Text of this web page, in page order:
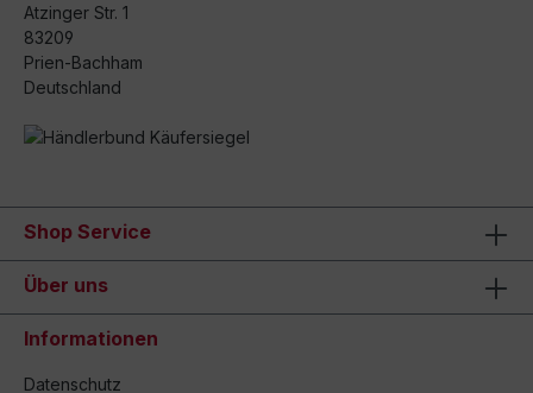
Atzinger Str. 1
83209
Prien-Bachham
Deutschland
Shop Service
Über uns
Informationen
Datenschutz